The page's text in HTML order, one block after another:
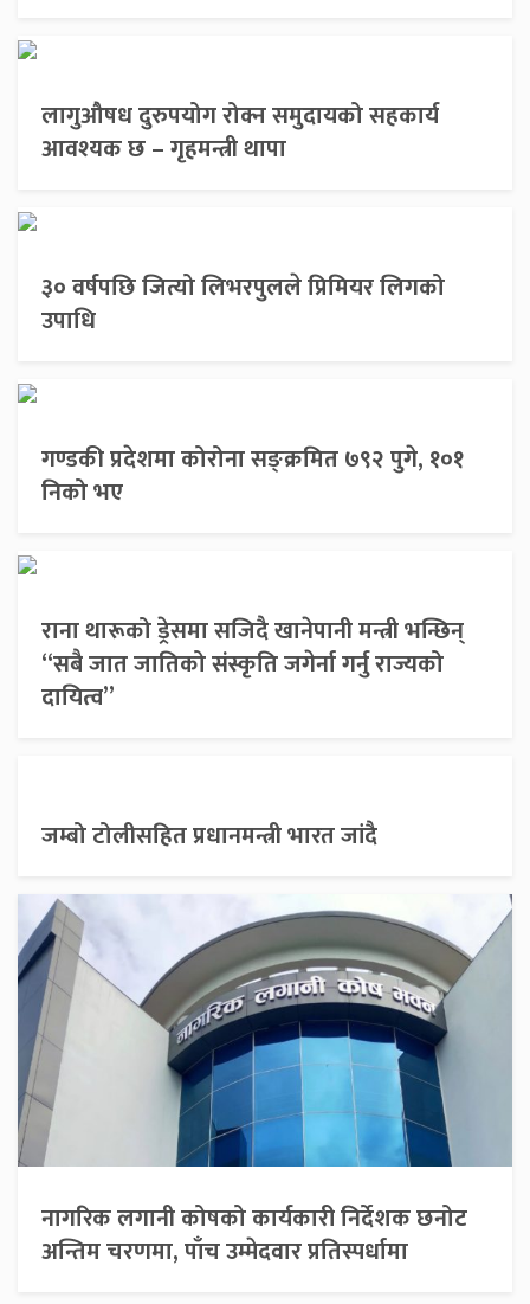
लागुऔषध दुरुपयोग रोक्न समुदायको सहकार्य
आवश्यक छ – गृहमन्त्री थापा
३० वर्षपछि जित्यो लिभरपुलले प्रिमियर लिगको
उपाधि
गण्डकी प्रदेशमा कोरोना सङ्क्रमित ७९२ पुगे, १०१
निको भए
राना थारूको ड्रेसमा सजिदै खानेपानी मन्त्री भन्छिन्
“सबै जात जातिको संस्कृति जगेर्ना गर्नु राज्यको
दायित्व”
जम्बो टोलीसहित प्रधानमन्त्री भारत जांदै
नागरिक लगानी कोषको कार्यकारी निर्देशक छनोट
अन्तिम चरणमा, पाँच उम्मेदवार प्रतिस्पर्धामा